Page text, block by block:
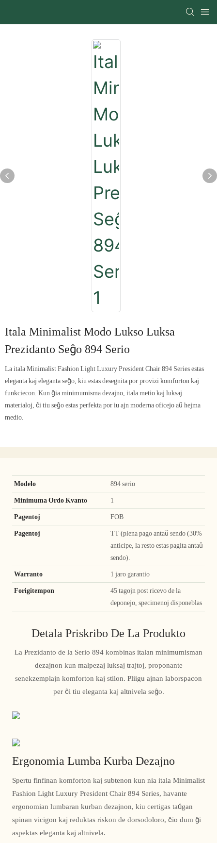
Itala Minimalist Modo Lukso Luksa
Prezidanto Seĝo 894 Serio
La itala Minimalist Fashion Light Luxury President Chair 894 Series estas
eleganta kaj eleganta seĝo, kiu estas desegnita por provizi komforton kaj
funkciecon. Kun ĝia minimumisma dezajno, itala metio kaj luksaj
materialoj, ĉi tiu seĝo estas perfekta por iu ajn moderna oficejo aŭ hejma
medio.
Modelo 894 serio
Minimuma Ordo Kvanto 1
Pagentoj FOB
Pagentoj
TT (plena pago antaŭ sendo (30%
anticipe, la resto estas pagita antaŭ
sendo).
Warranto 1 jaro garantio
Forigitempon
45 tagojn post ricevo de la
deponejo, specimenoj disponeblas
Detala Priskribo De La Produkto
La Prezidanto de la Serio 894 kombinas italan minimumisman
dezajnon kun malpezaj luksaj trajtoj, proponante
senekzemplajn komforton kaj stilon. Pliigu ajnan laborspacon
per ĉi tiu eleganta kaj altnivela seĝo.
Ergonomia Lumba Kurba Dezajno
Spertu finfinan komforton kaj subtenon kun nia itala Minimalist
Fashion Light Luxury President Chair 894 Series, havante
ergonomian lumbaran kurban dezajnon, kiu certigas taŭgan
spinan vicigon kaj reduktas riskon de dorsodoloro, ĉio dum ĝi
aspektas eleganta kaj altnivela.